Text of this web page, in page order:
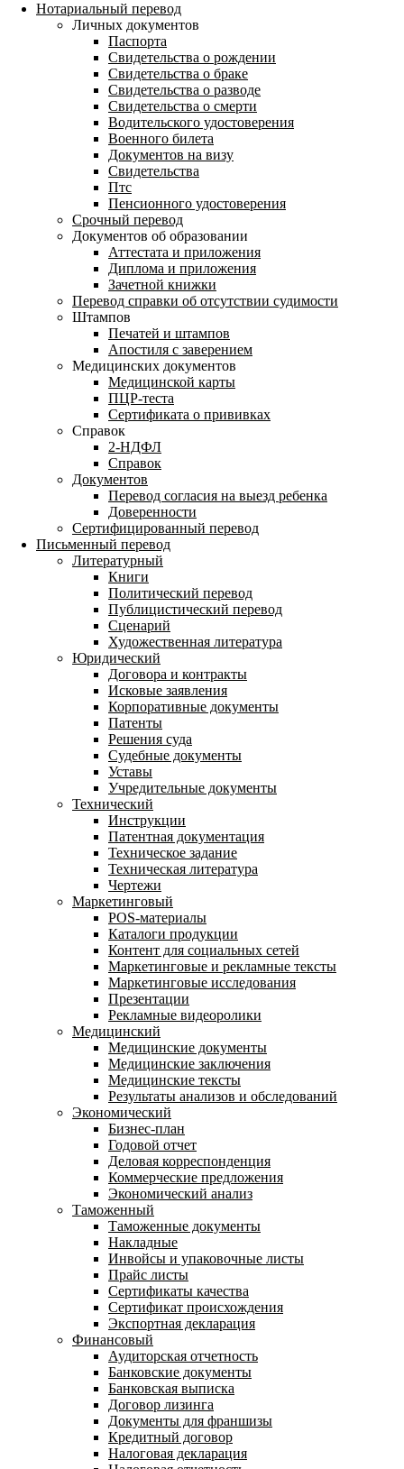
Нотариальный перевод
Личных документов
Паспорта
Свидетельства о рождении
Свидетельства о браке
Свидетельства о разводе
Свидетельства о смерти
Водительского удостоверения
Военного билета
Документов на визу
Свидетельства
Птс
Пенсионного удостоверения
Срочный перевод
Документов об образовании
Аттестата и приложения
Диплома и приложения
Зачетной книжки
Перевод справки об отсутствии судимости
Штампов
Печатей и штампов
Апостиля с заверением
Медицинских документов
Медицинской карты
ПЦР-теста
Сертификата о прививках
Справок
2-НДФЛ
Справок
Документов
Перевод согласия на выезд ребенка
Доверенности
Сертифицированный перевод
Письменный перевод
Литературный
Книги
Политический перевод
Публицистический перевод
Сценарий
Художественная литература
Юридический
Договора и контракты
Исковые заявления
Корпоративные документы
Патенты
Решения суда
Судебные документы
Уставы
Учредительные документы
Технический
Инструкции
Патентная документация
Техническое задание
Техническая литература
Чертежи
Маркетинговый
POS-материалы
Каталоги продукции
Контент для социальных сетей
Маркетинговые и рекламные тексты
Маркетинговые исследования
Презентации
Рекламные видеоролики
Медицинский
Медицинские документы
Медицинские заключения
Медицинские тексты
Результаты анализов и обследований
Экономический
Бизнес-план
Годовой отчет
Деловая корреспонденция
Коммерческие предложения
Экономический анализ
Таможенный
Таможенные документы
Накладные
Инвойсы и упаковочные листы
Прайс листы
Сертификаты качества
Сертификат происхождения
Экспортная декларация
Финансовый
Аудиторская отчетность
Банковские документы
Банковская выписка
Договор лизинга
Документы для франшизы
Кредитный договор
Налоговая декларация